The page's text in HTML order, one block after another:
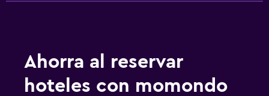
Ahorra al reservar
hoteles con momondo